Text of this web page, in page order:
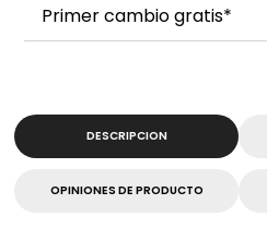
Primer cambio gratis*
DESCRIPCION
OPINIONES DE PRODUCTO